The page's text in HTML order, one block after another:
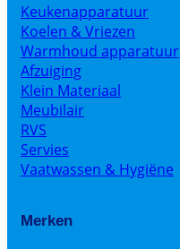
Keukenapparatuur
Koelen & Vriezen
Warmhoud apparatuur
Afzuiging
Klein Materiaal
Meubilair
RVS
Servies
Vaatwassen & Hygiëne
Merken